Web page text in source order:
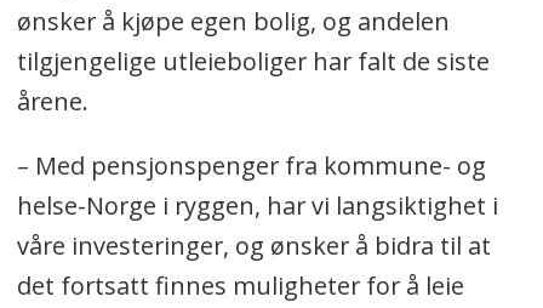
ønsker å kjøpe egen bolig, og andelen
tilgjengelige utleieboliger har falt de siste
årene.
– Med pensjonspenger fra kommune- og
helse-Norge i ryggen, har vi langsiktighet i
våre investeringer, og ønsker å bidra til at
det fortsatt finnes muligheter for å leie